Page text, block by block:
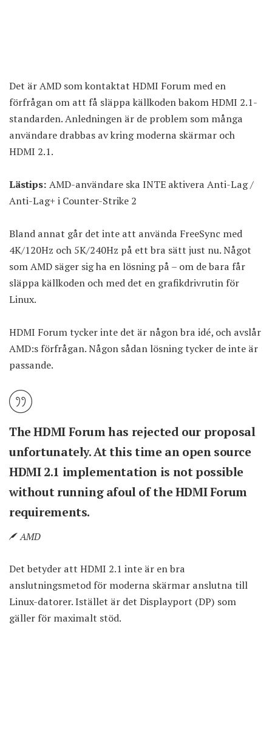
Det är AMD som kontaktat HDMI Forum med en
förfrågan om att få släppa källkoden bakom HDMI 2.1-
standarden. Anledningen är de problem som många
användare drabbas av kring moderna skärmar och
HDMI 2.1.
Lästips: AMD-användare ska INTE aktivera Anti-Lag /
Anti-Lag+ i Counter-Strike 2
Bland annat går det inte att använda FreeSync med
4K/120Hz och 5K/240Hz på ett bra sätt just nu. Något
som AMD säger sig ha en lösning på – om de bara får
släppa källkoden och med det en grafikdrivrutin för
Linux.
HDMI Forum tycker inte det är någon bra idé, och avslår
AMD:s förfrågan. Någon sådan lösning tycker de inte är
passande.
The HDMI Forum has rejected our proposal
unfortunately. At this time an open source
HDMI 2.1 implementation is not possible
without running afoul of the HDMI Forum
requirements.
AMD
Det betyder att HDMI 2.1 inte är en bra
anslutningsmetod för moderna skärmar anslutna till
Linux-datorer. Istället är det Displayport (DP) som
gäller för maximalt stöd.